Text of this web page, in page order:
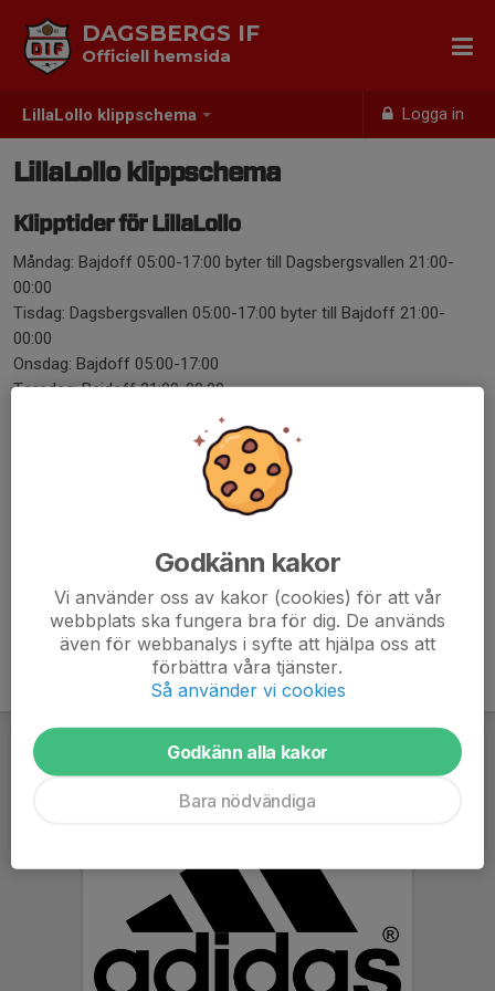
LillaLollo klippschema Logga in
DAGSBERGS IF
Officiell hemsida
LillaLollo klippschema
Klipptider för LillaLollo
Måndag: Bajdoff 05:00-17:00 byter till Dagsbergsvallen 21:00-
00:00
Tisdag: Dagsbergsvallen 05:00-17:00 byter till Bajdoff 21:00-
00:00
Onsdag: Bajdoff 05:00-17:00
Torsdag: Bajdoff 21:00-00:00
Ska man spela match eller träna som krockar med dessa tider
behov kan man trycka på den stora röda knappen där det står
STOP på och flytta klipparen till lämpligt ställe.
Godkänn kakor
Vi använder oss av kakor (cookies) för att vår
webbplats ska fungera bra för dig. De används
även för webbanalys i syfte att hjälpa oss att
förbättra våra tjänster.
Så använder vi cookies
Godkänn alla kakor
Bara nödvändiga